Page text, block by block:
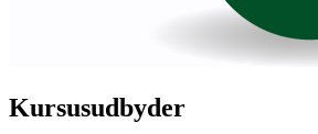
Kursusudbyder